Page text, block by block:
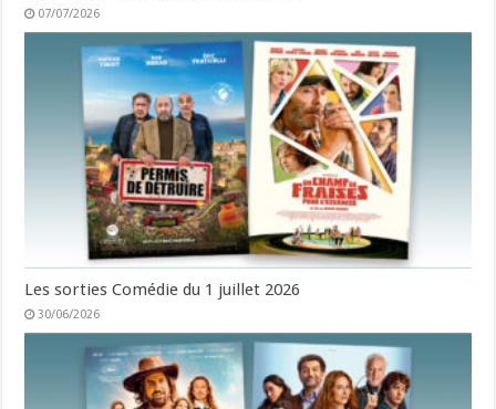
07/07/2026
Les sorties Comédie du 1 juillet 2026
30/06/2026